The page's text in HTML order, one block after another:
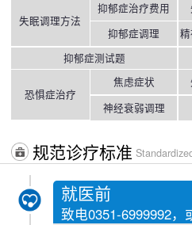
失眠调理方法
抑郁症治疗费用
抑郁症调理
抑郁症测试题
恐惧症治疗
焦虑症状
神经衰弱调理
规范诊疗标准
就医前
致电0351-6999992，